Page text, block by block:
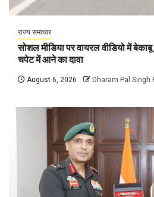
राज्य समाचार
सोशल मीडिया पर वायरल वीडियो में
चपेट में आने का दावा
August 6, 2026 Dharam Pal Singh